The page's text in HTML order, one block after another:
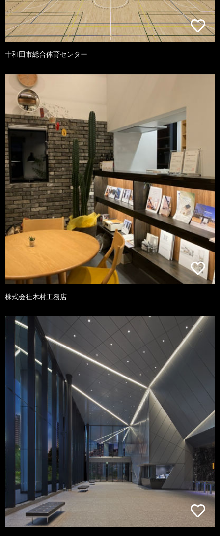
十和田市総合体育センター
株式会社木村工務店